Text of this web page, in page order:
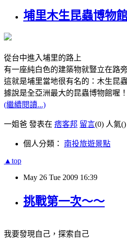
埔里木生昆蟲博物
從台中進入埔里的路上
有一座純白色的建築物就豎立在路
這就是埔里當地很有名的：木生昆
據說是全亞洲最大的昆蟲博物館喔！
(繼續閱讀...)
一姐爸 發表在 痞客邦 留言(0) 人氣()
個人分類： 南投旅遊景點
▲top
May 26 Tue 2009 16:39
挑戰第一次～～
我要發現自己，探索自己